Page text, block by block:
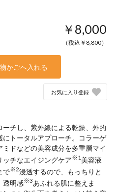
￥8,000
（税込￥ 8,800）
かごへ入れる
お気に入り登録
チし、紫外線による乾燥、外的
トータルアプローチ。コラーゲ
ドなどの美容成分を多重層マイ
チなエイジングケア※1 美容液
で※2浸透するので、もっちりと
透明感※3あふれる肌に整えま